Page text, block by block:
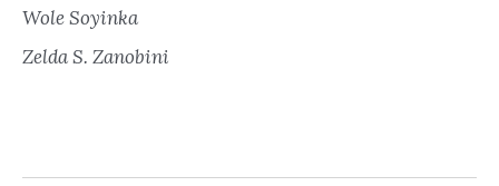
Wole Soyinka
Zelda S. Zanobini